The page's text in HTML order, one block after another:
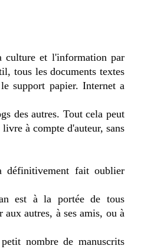
et l'information par
tous les documents textes
support papier. Internet a
des autres. Tout cela peut
à compte d'auteur, sans
définitivement fait oublier
est à la portée de tous
aux autres, à ses amis, ou à
nombre de manuscrits